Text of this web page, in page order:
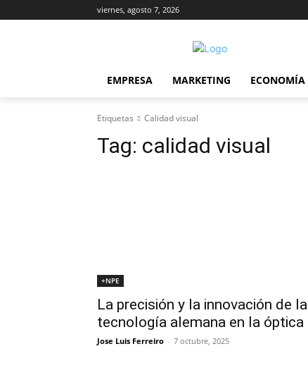
viernes, agosto 7, 2026
EMPRESA MARKETING ECONOMÍA
Etiquetas Calidad visual
Tag: calidad visual
+NPE
La precisión y la innovación de la
tecnología alemana en la óptica
Jose Luis Ferreiro - 7 octubre, 2025